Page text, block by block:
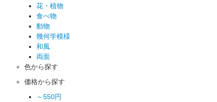
花・植物
食べ物
動物
幾何学模様
和風
両面
色から探す
価格から探す
～550円